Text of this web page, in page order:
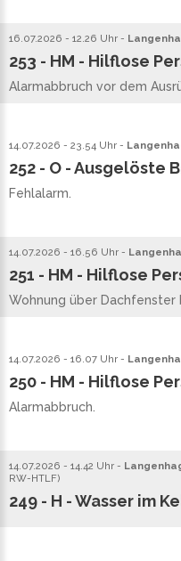
16.07.2026 - 12.26 Uhr -
253 - HM - Hilflose
Alarmabbruch vor dem
14.07.2026 - 23.54 Uhr -
252 - O - Ausgelöste
Fehlalarm.
14.07.2026 - 16.56 Uhr -
251 - HM - Hilflose
Wohnung über Dachfenster
14.07.2026 - 16.07 Uhr -
250 - HM - Hilflose
Alarmabbruch.
14.07.2026 - 14.42 Uhr -
RW-HTLF)
249 - H - Wasser im